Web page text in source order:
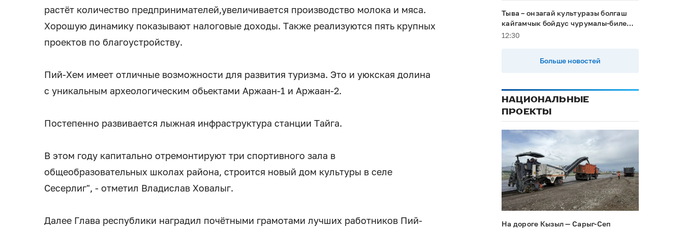
растёт количество предпринимателей,увеличивается производство молока и мяса.
Хорошую динамику показывают налоговые доходы. Также реализуются пять крупных
проектов по благоустройству.
Пий-Хем имеет отличные возможности для развития туризма. Это и уюкская долина
с уникальным археологическим обьектами Аржаан-1 и Аржаан-2.
Постепенно развивается лыжная инфраструктура станции Тайга.
В этом году капитально отремонтируют три спортивного зала в
общеобразовательных школах района, строится новый дом культуры в селе
Сесерлиг", - отметил Владислав Ховалыг.
Далее Глава республики наградил почётными грамотами лучших работников Пий-
Тыва – онзагай культуразы болгаш
кайгамчык бойдус чурумалы-биле
туристерни хаара тудуп турар
12:30
Больше новостей
НАЦИОНАЛЬНЫЕ
ПРОЕКТЫ
На дороге Кызыл — Сарыг-Сеп